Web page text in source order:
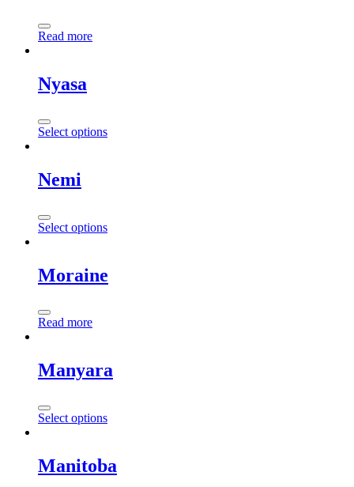
Read more
Nyasa
Select options
Nemi
Select options
Moraine
Read more
Manyara
Select options
Manitoba